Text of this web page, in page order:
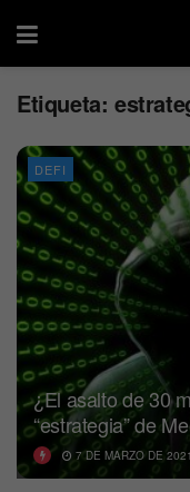
Etiqueta:
DEFI
¿El asalto de 30
“estrategia” de
7 DE MARZO DE 2021